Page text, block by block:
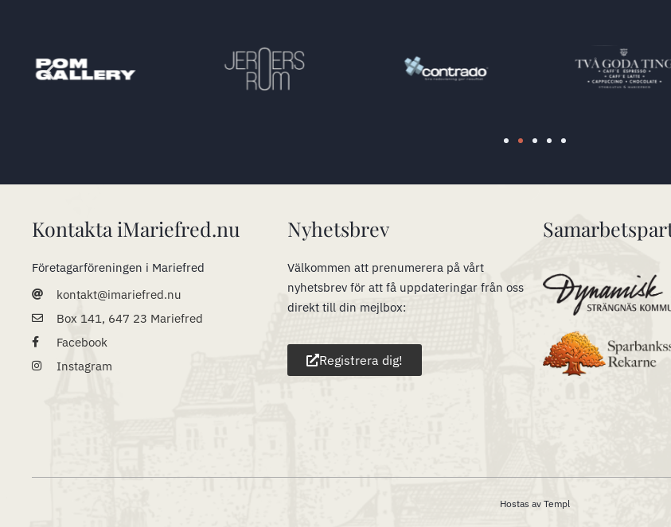
Kontakta iMariefred.nu
Företagarföreningen i Mariefred
kontakt@imariefred.nu
Box 141, 647 23 Mariefred
Facebook
Instagram
Nyhetsbrev
Välkommen att prenumerera på vårt
nyhetsbrev för att få uppdateringar från oss
direkt till din mejlbox:
Registrera dig!
Hostas av Templ